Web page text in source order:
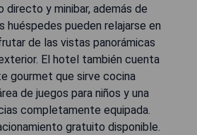
y minibar, además de
huéspedes pueden relajarse en
de las vistas panorámicas
El hotel también cuenta
gourmet que sirve cocina
de juegos para niños y una
completamente equipada.
gratuito disponible.